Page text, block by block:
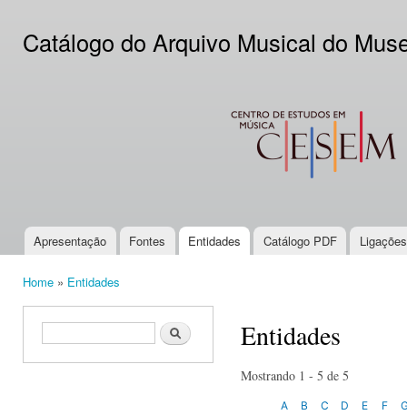
Catálogo do Arquivo Musical do
CESEM
Main menu
Apresentação Fontes Entidades Catálogo PDF
Home » Entidades
Search form Search Entidades
Mostrando 1 - 5 de 5
A B C D E F